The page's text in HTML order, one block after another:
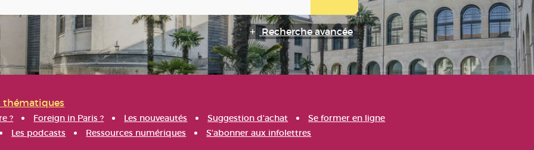
Recherche avancée
thématiques
? Foreign in Paris ? Les nouveautés Suggestion d'achat
Se former en ligne
Les podcasts Ressources numériques S'abonner aux infolettres